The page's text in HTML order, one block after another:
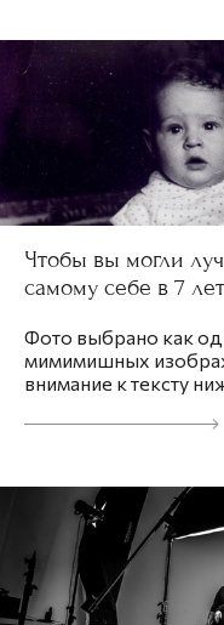
Чтобы вы могли
самому себе в 7 лет
Фото выбрано как
мимимишных
внимание к тексту